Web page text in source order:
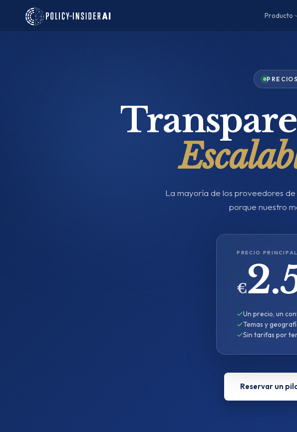
Producto
La mayoría de los proveedores
porque nuestro
PRECIO PRINCIPAL
€
Un precio, un
Temas y
Sin tarifas por
Reservar un